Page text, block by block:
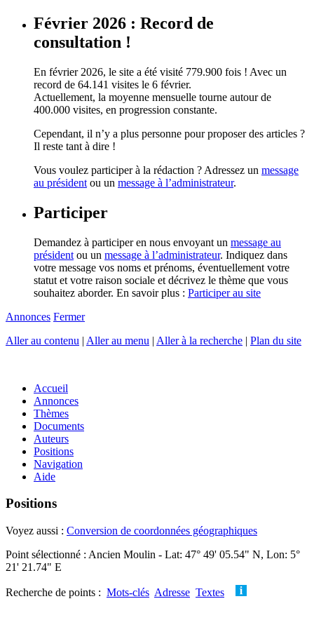
Février 2026 : Record de
consultation !
En février 2026, le site a été visité 779.900 fois ! Avec un
record de 64.141 visites le 6 février.
Actuellement, la moyenne mensuelle tourne autour de
400.000 visites, en progression constante.
Cependant, il n’y a plus personne pour proposer des articles ?
Il reste tant à dire !
Vous voulez participer à la rédaction ? Adressez un message
au président ou un message à l’administrateur.
Participer
Demandez à participer en nous envoyant un message au
président ou un message à l’administrateur. Indiquez dans
votre message vos noms et prénoms, éventuellement votre
statut et votre raison sociale et décrivez le thème que vous
souhaitez aborder. En savoir plus : Participer au site
Annonces Fermer
Aller au contenu | Aller au menu | Aller à la recherche | Plan du site
Accueil
Annonces
Thèmes
Documents
Auteurs
Positions
Navigation
Aide
Positions
Voyez aussi : Conversion de coordonnées géographiques
Point sélectionné : Ancien Moulin - Lat: 47° 49' 05.54" N, Lon: 5°
21' 21.74" E
Recherche de points : Mots-clés Adresse Textes